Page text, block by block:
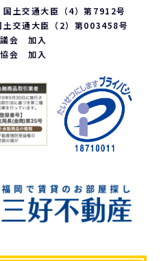
は、当社「個人情報お客様相談
い。
の任意性について
いるサービスを行うことが出来
用されない、または営利的な目
おいて、個人的な表示、複製、
ますが、改変などは認めませ
ても著作権等に関するあらゆる
とします。
利用に関しては、予め書面に
い合わせ先
土交通大臣（4）第7912号
交通大臣（2）第003458号
議会 加入
協会 加入